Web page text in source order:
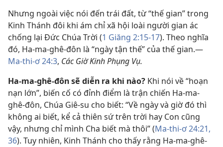
Nhưng ngoài việc nói đến trái đất, từ “thế gian” trong
Kinh Thánh đôi khi ám chỉ xã hội loài người gian ác
chống lại Đức Chúa Trời (1 Giăng 2:15-17). Theo nghĩa
đó, Ha-ma-ghê-đôn là “ngày tận thế” của thế gian.​—
Ma-thi-ơ 24:3, Các Giờ Kinh Phụng Vụ.
Ha-ma-ghê-đôn sẽ diễn ra khi nào? Khi nói về “hoạn
nạn lớn”, biến cố có đỉnh điểm là trận chiến Ha-ma-
ghê-đôn, Chúa Giê-su cho biết: “Về ngày và giờ đó thì
không ai biết, kể cả thiên sứ trên trời hay Con cũng
vậy, nhưng chỉ mình Cha biết mà thôi” (Ma-thi-ơ 24:21,
36). Tuy nhiên, Kinh Thánh cho thấy rằng Ha-ma-ghê-